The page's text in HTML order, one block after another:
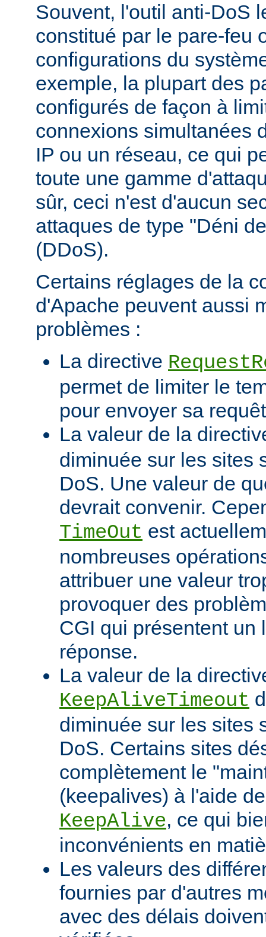
Souvent, l'outil anti-DoS
constitué par le pare-feu
configurations du
exemple, la plupart des
configurés de façon à
connexions simultanées
IP ou un réseau, ce qui
toute une gamme
sûr, ceci n'est d'aucun
attaques de type "Déni
(DDoS).
Certains réglages de la
d'Apache peuvent aussi
problèmes :
La directive
permet de limiter le
pour envoyer sa
La valeur de la
diminuée sur les sites
DoS. Une valeur de
devrait convenir.
TimeOut est
nombreuses
attribuer une valeur
provoquer des
CGI qui présentent un
réponse.
La valeur de la
KeepAliveTimeout
diminuée sur les sites
DoS. Certains sites
complètement le
(keepalives) à l'aide
KeepAlive, ce qui
inconvénients en
Les valeurs des
fournies par d'autres
avec des délais